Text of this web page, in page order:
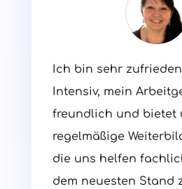
Ich bin sehr
Intensiv, mein
freundlich und bietet
regelmäßige
die uns helfen
dem neuesten Stand